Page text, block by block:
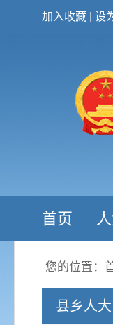
加入收藏 设
首页
您的位置：
县乡人大